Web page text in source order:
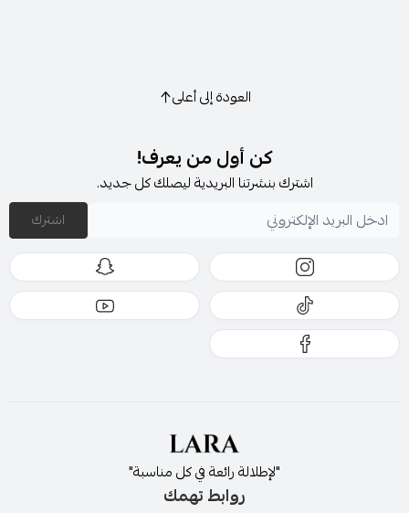
العودة إلى أعلى
كن أول من يعرف!
اشترك بنشرتنا البريدية ليصلك كل جديد.
اشترك
"لإطلالة رائعة في كل مناسبة"
روابط تهمك